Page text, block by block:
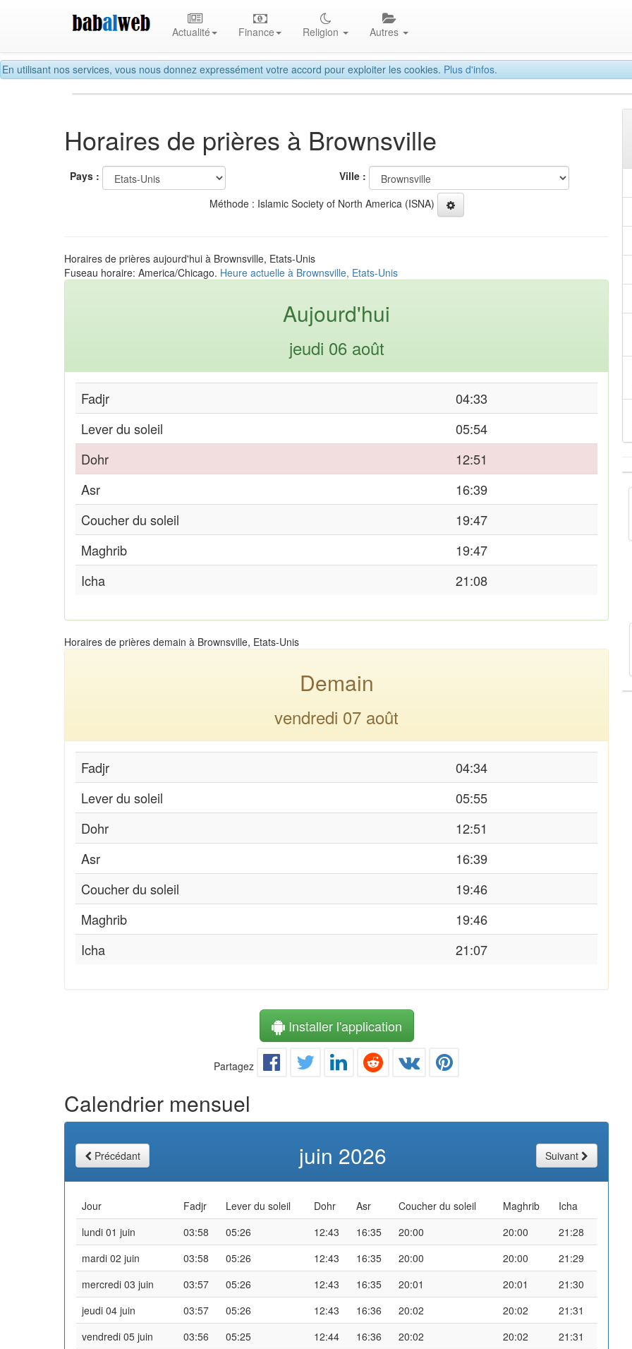
En utilisant nos services, vous nous donnez expressément votre accord pour exploiter les cookies. Plus d'infos.
Actualité Finance Religion Autres
Horaires de prières à Brownsville
Pays :
Ville :
Méthode : Islamic Society of North America (ISNA)
Horaires de prières aujourd'hui à Brownsville, Etats-Unis
Fuseau horaire: America/Chicago. Heure actuelle à Brownsville, Etats-Unis
Aujourd'hui
jeudi 06 août
Fadjr
04:33
Lever du soleil
05:54
Dohr
12:51
Asr
16:39
Coucher du soleil
19:47
Maghrib
19:47
Icha
21:08
Horaires de prières demain à Brownsville, Etats-Unis
Demain
vendredi 07 août
Fadjr
04:34
Lever du soleil
05:55
Dohr
12:51
Asr
16:39
Coucher du soleil
19:46
Maghrib
19:46
Icha
21:07
Installer l'application
Partagez
Calendrier mensuel
Précédant juin 2026 Suivant
Jour Fadjr Lever du soleil Dohr Asr Coucher du soleil Maghrib
Icha
lundi 01 juin
03:58 05:26 12:43 16:35 20:00 20:00
21:28
mardi 02 juin
03:58 05:26 12:43 16:35 20:00 20:00
21:29
mercredi 03 juin
03:57 05:26 12:43 16:35 20:01 20:01
21:30
jeudi 04 juin
03:57 05:26 12:43 16:36 20:02 20:02
21:31
vendredi 05 juin
03:56 05:25 12:44 16:36 20:02 20:02
21:31